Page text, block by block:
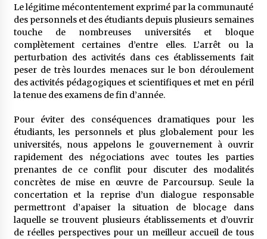
Le légitime mécontentement exprimé par la communauté
des personnels et des étudiants depuis plusieurs semaines
touche de nombreuses universités et bloque
complètement certaines d’entre elles. L’arrêt ou la
perturbation des activités dans ces établissements fait
peser de très lourdes menaces sur le bon déroulement
des activités pédagogiques et scientifiques et met en péril
la tenue des examens de fin d’année.
Pour éviter des conséquences dramatiques pour les
étudiants, les personnels et plus globalement pour les
universités, nous appelons le gouvernement à ouvrir
rapidement des négociations avec toutes les parties
prenantes de ce conflit pour discuter des modalités
concrètes de mise en œuvre de Parcoursup. Seule la
concertation et la reprise d’un dialogue responsable
permettront d’apaiser la situation de blocage dans
laquelle se trouvent plusieurs établissements et d’ouvrir
de réelles perspectives pour un meilleur accueil de tous